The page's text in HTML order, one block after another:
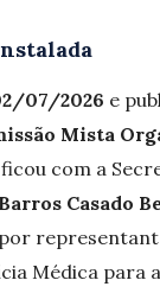
07/2026 e
Mista
com a
Casado
Médica para